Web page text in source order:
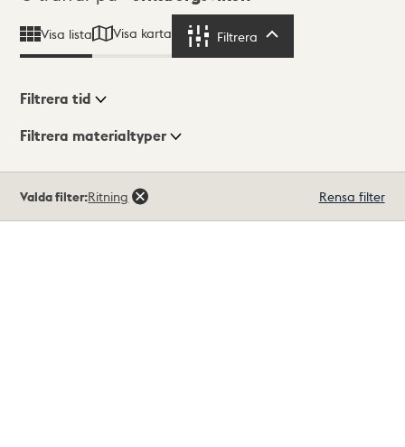
Visa lista Visa karta Filtrera
Visningsläge
Filtrera tid
Filtrera materialtyper
träffar
Valda filter:Ritning Rensa filter